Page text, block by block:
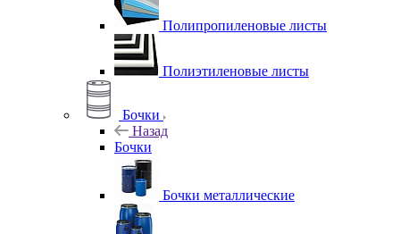
Полипропиленовые листы
Полиэтиленовые листы
Бочки
Назад
Бочки
Бочки металлические